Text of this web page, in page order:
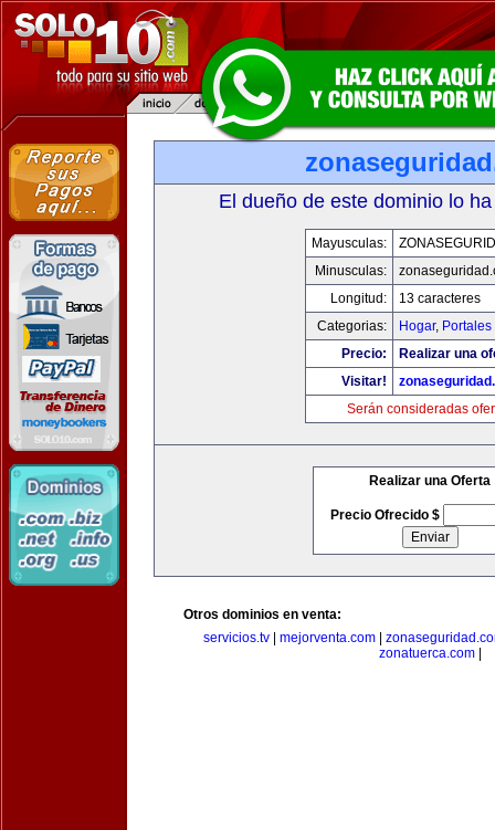
El dueño de este dominio lo
Mayusculas:
Minusculas:
Longitud:
13 caracteres
Categorias:
Hogar, Portales
Precio:
Realizar una
Visitar!
Serán consideradas
Realizar una Oferta
Precio Ofrecido $
Otros dominios en venta:
servicios.tv| mejorventa.com|
zonatuerca.com|